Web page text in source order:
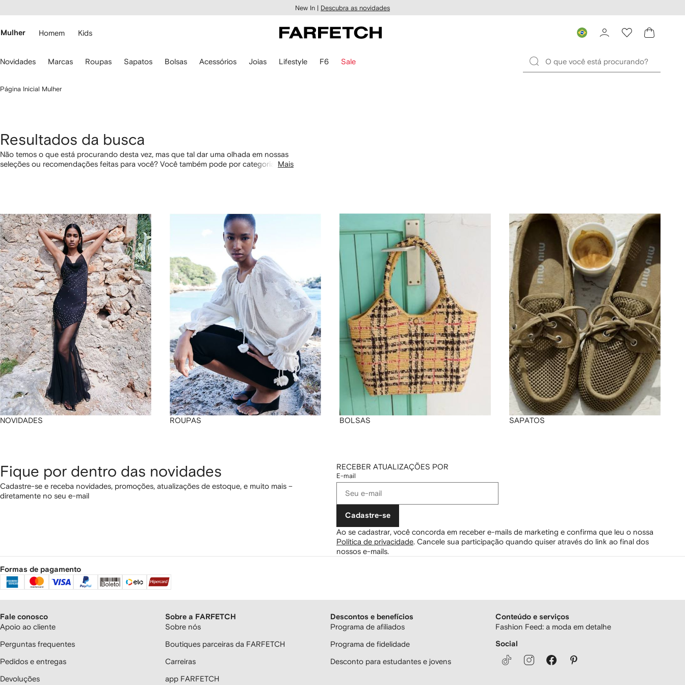
New In | Descubra as novidades
Mulher Homem Kids
Novidades Marcas Roupas Sapatos Bolsas Acessórios Joias Lifestyle F6 Sale
Página Inicial Mulher
Resultados da busca
Não temos o que está procurando desta vez, mas que tal dar uma olhada em nossas
seleções ou recomendações feitas para você? Você também pode por categoria com
Mais
1
de
4
NOVIDADES
2
de
4
ROUPAS
3
de
4
BOLSAS
4
de
4
SAPATOS
Fique por dentro das novidades
Cadastre-se e receba novidades, promoções, atualizações de estoque, e muito mais –
diretamente no seu e-mail
RECEBER ATUALIZAÇÕES POR
E-mail
Cadastre-se
Ao se cadastrar, você concorda em receber e-mails de marketing e confirma que leu o nossa
Política de privacidade Cancele sua participação quando quiser através do link ao final dos
nossos e-mails.
Formas de pagamento
Fale conosco
Apoio ao cliente
Perguntas frequentes
Pedidos e entregas
Devoluções
Sobre a FARFETCH
Sobre nós
Boutiques parceiras da FARFETCH
Carreiras
app FARFETCH
Descontos e benefícios
Programa de afiliados
Programa de fidelidade
Desconto para estudantes e jovens
Conteúdo e serviços
Fashion Feed: a moda em detalhe
Social